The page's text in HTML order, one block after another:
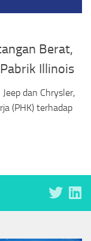
Berat,
Illinois
dan Chrysler,
(PHK) terhadap